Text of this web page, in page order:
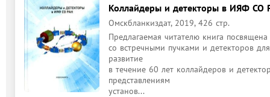
Коллайдеры и детекторы в ИЯФ СО
Омскбланкиздат, 2019, 426 стр.
Предлагаемая читателю книга
со встречными пучками и детекторов
развитие
в течение 60 лет коллайдеров и
представлениям
установ...